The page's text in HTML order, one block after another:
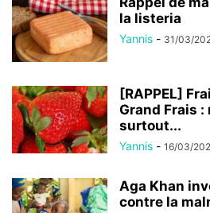
la listeria
Yannis - 31/03/
[RAPPEL]
Grand Frais :
surtout...
Yannis - 16/03/
Aga Khan
contre la